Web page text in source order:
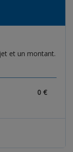
et un montant.
0 €